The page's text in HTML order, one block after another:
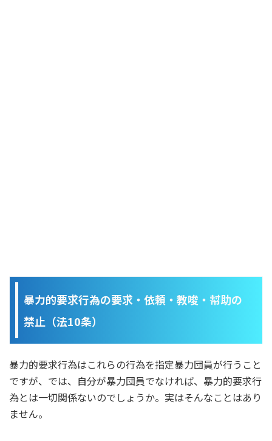
暴力的要求行為の要求・依頼・教唆・幇助の
禁止（法10条）
暴力的要求行為はこれらの行為を指定暴力団員が行うこと
ですが、では、自分が暴力団員でなければ、暴力的要求行
為とは一切関係ないのでしょうか。実はそんなことはあり
ません。